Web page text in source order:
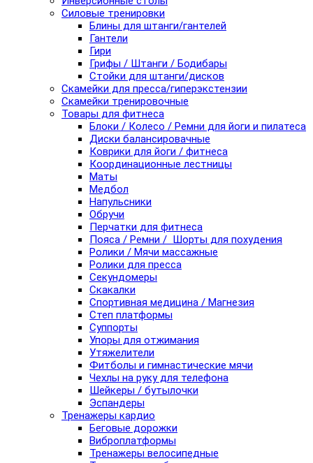
Силовые тренировки
Блины для штанги/гантелей
Гантели
Гири
Грифы / Штанги / Бодибары
Стойки для штанги/дисков
Скамейки для пресса/гиперэкстензии
Скамейки тренировочные
Товары для фитнеса
Блоки / Колесо / Ремни для йоги и пилатеса
Диски балансировачные
Коврики для йоги / фитнеса
Координационные лестницы
Маты
Медбол
Напульсники
Обручи
Перчатки для фитнеса
Пояса / Ремни / Шорты для похудения
Ролики / Мячи массажные
Ролики для пресса
Секундомеры
Скакалки
Спортивная медицина / Магнезия
Степ платформы
Суппорты
Упоры для отжимания
Утяжелители
Фитболы и гимнастические мячи
Чехлы на руку для телефона
Шейкеры / бутылочки
Эспандеры
Тренажеры кардио
Беговые дорожки
Виброплатформы
Тренажеры велосипедные